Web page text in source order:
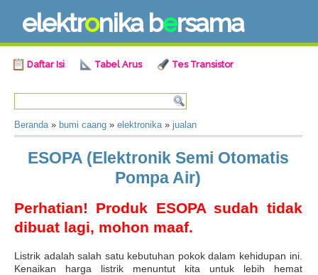
elektronika bersama
Daftar Isi Tabel Arus Tes Transistor
Beranda» bumi caang » elektronika» jualan
ESOPA (Elektronik Semi Otomatis
Pompa Air)
Perhatian! Produk ESOPA sudah tidak
dibuat lagi, mohon maaf.
Listrik adalah salah satu kebutuhan pokok dalam kehidupan ini.
Kenaikan harga listrik menuntut kita untuk lebih hemat